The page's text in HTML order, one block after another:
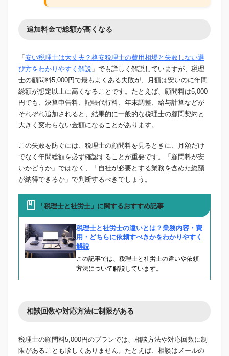
追加料金で総額が高くなる
「 安い税理士は大丈夫？格安税理士の費用相場と失敗しない選
び方をわかりやすく解説 」でも詳しく解説していますが、税理
士の顧問料5,000円で最もよくある失敗が、月額は安いのに年間
総額が想定以上に高くなることです。たとえば、顧問料は5,000
円でも、決算申告料、記帳代行料、年末調整、給与計算などが
それぞれ追加されると、結果的に一般的な税理士の顧問契約と
大きく変わらない金額になることがあります。
この失敗を防ぐには、税理士の顧問料を見るときに、月額だけ
でなく年間総額を必ず確認することが重要です。「顧問料が安
いかどうか」ではなく、「自社が必要とする業務を含めた総額
が納得できるか」で判断するべきでしょう。
「税理士と社労士」に関するおすすめ記事
税理士と社労士の違いとは？業務内容・費
用・どちらに依頼すべきかをわかりやすく
解説
この記事では、税理士と社労士の違いや依頼
方法について解説しています。
相談回数や対応方法に制限がある
税理士の顧問料5,000円のプランでは、相談方法や対応回数に制
限があることも珍しくありません。たとえば、相談はメールの